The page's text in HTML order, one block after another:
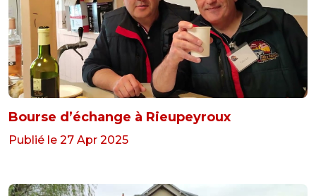
Bourse d’échange à Rieupeyroux
Publié le 27 Apr 2025